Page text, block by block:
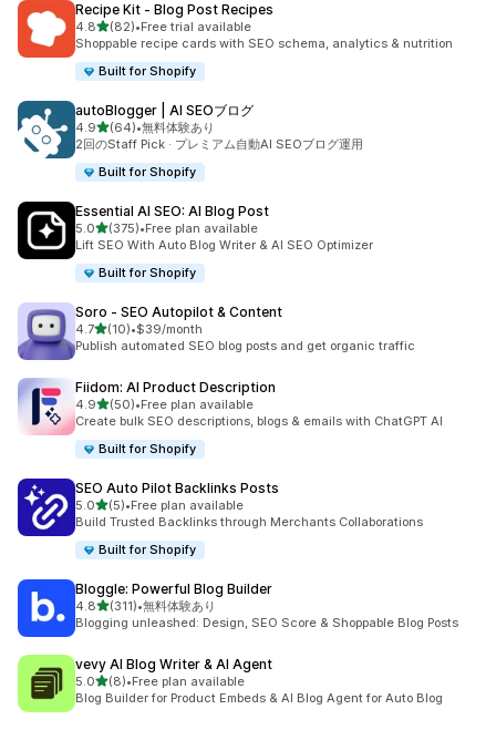
Recipe Kit ‑ Blog Post Recipes
4.85つ星中
(82)
合計レビュー数：82件
•Free trial available
Shoppable recipe cards with SEO schema, analytics & nutrition
Built for Shopify
autoBlogger | AI SEOブログ
4.95つ星中
(64)
合計レビュー数：64件
•無料体験あり
2回のStaff Pick · プレミアム自動AI SEOブログ運用
Built for Shopify
Essential AI SEO: AI Blog Post
5.05つ星中
(375)
合計レビュー数：375件
•Free plan available
Lift SEO With Auto Blog Writer & AI SEO Optimizer
Built for Shopify
Soro ‑ SEO Autopilot & Content
4.75つ星中
(10)
合計レビュー数：10件
•$39/month
Publish automated SEO blog posts and get organic traffic
Fiidom: AI Product Description
4.95つ星中
(50)
合計レビュー数：50件
•Free plan available
Create bulk SEO descriptions, blogs & emails with ChatGPT AI
Built for Shopify
SEO Auto Pilot Backlinks Posts
5.05つ星中
(5)
合計レビュー数：5件
•Free plan available
Build Trusted Backlinks through Merchants Collaborations
Built for Shopify
Bloggle: Powerful Blog Builder
4.85つ星中
(311)
合計レビュー数：311件
•無料体験あり
Blogging unleashed: Design, SEO Score & Shoppable Blog Posts
vevy AI Blog Writer & AI Agent
5.05つ星中
(8)
合計レビュー数：8件
•Free plan available
Blog Builder for Product Embeds & AI Blog Agent for Auto Blog